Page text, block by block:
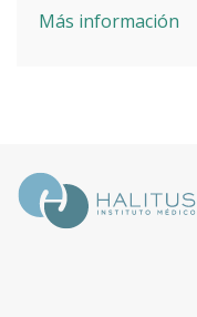
Más información